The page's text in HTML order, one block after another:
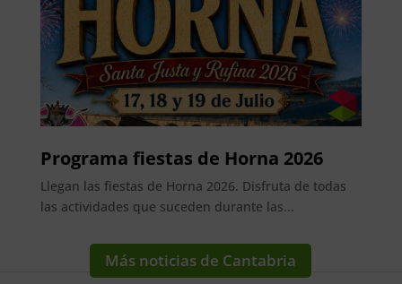
Programa fiestas de Horna 2026
Llegan las fiestas de Horna 2026. Disfruta de todas
las actividades que suceden durante las...
Más noticias de Cantabria